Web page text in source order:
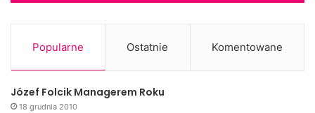
Popularne Ostatnie Komentowane
Józef Folcik Managerem Roku
18 grudnia 2010